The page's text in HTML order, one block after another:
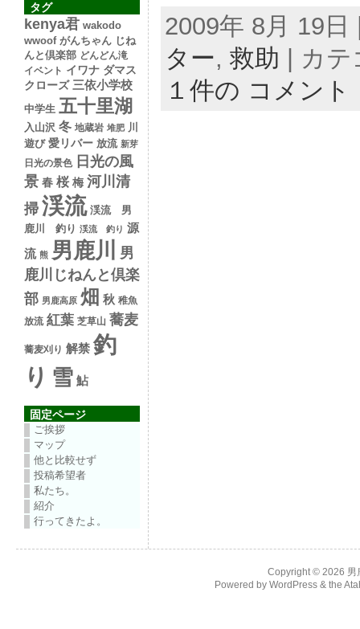
タグ
kenya君 wakodo
wwoof がんちゃん じね
んと倶楽部 どんどん滝
イベント イワナ ダマス
クローズ 三依小学校
中学生 五十里湖
入山沢 冬 地蔵岩 堆肥 川
遊び 愛リバー 放流 新芽
日光の景色
日光の風
景 春 桜 梅 河川清
掃渓流 渓流 男
鹿川 釣り 渓流 釣り 源
流 熊 男鹿川
男
鹿川じねんと倶楽
部 男鹿高原 畑 秋 稚魚
放流 紅葉 芝草山 蕎麦
蕎麦刈り 解禁 釣
り 雪 鮎
固定ページ
ご挨拶
マップ
他と比較せず
投稿希望者
私たち。
紹介
行ってきたよ。
2009年 8月 19
ター, 救助 | カ
１件の コメント
Copyright © 2026 男
Powered by WordPress & the